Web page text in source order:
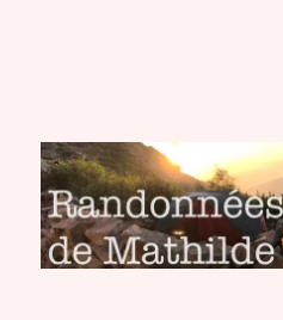
Randonnées
Michaël